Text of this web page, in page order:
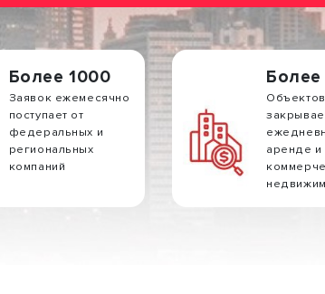
Более 1000
Заявок ежемесячно
поступает от
федеральных и
региональных
компаний
Более
Объектов
аренде